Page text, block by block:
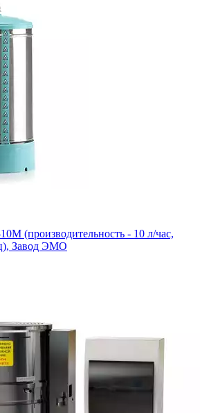
(производительность - 10 л/час,
Завод ЭМО